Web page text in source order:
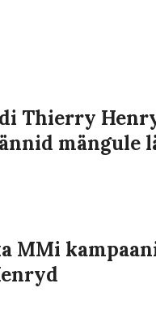
Thierry
mängule
MMi